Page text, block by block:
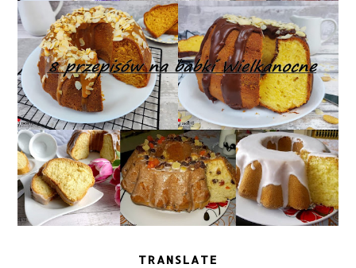
TRANSLATE